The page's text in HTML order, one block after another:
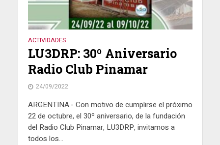
ACTIVIDADES
LU3DRP: 30º Aniversario
Radio Club Pinamar
24/09/2022
ARGENTINA.- Con motivo de cumplirse el próximo
22 de octubre, el 30º aniversario, de la fundación
del Radio Club Pinamar, LU3DRP, invitamos a
todos los...